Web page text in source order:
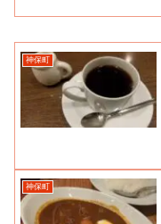
神保町
神保町